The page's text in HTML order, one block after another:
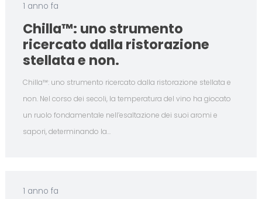
1 anno fa
Chilla™: uno strumento
ricercato dalla ristorazione
stellata e non.
Chilla™: uno strumento ricercato dalla ristorazione stellata e
non. Nel corso dei secoli, la temperatura del vino ha giocato
un ruolo fondamentale nell’esaltazione dei suoi aromi e
sapori, determinando la…
1 anno fa